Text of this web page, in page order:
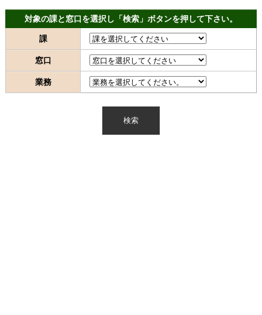
対象の課と窓口を選択し「検索」ボタンを押して下さい。
課
窓口
業務